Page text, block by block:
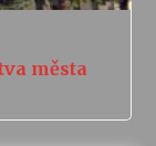
města